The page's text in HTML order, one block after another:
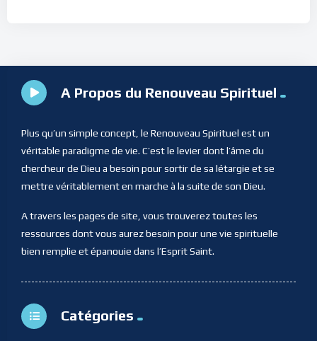
A Propos du Renouveau Spirituel
Plus qu’un simple concept, le Renouveau Spirituel est un
véritable paradigme de vie. C’est le levier dont l’âme du
chercheur de Dieu a besoin pour sortir de sa létargie et se
mettre véritablement en marche à la suite de son Dieu.
A travers les pages de site, vous trouverez toutes les
ressources dont vous aurez besoin pour une vie spirituelle
bien remplie et épanouie dans l’Esprit Saint.
Catégories